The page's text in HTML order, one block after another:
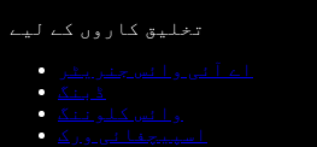
تخلیق کاروں کے لیے
اے آئی وائس جنریٹر
ڈبنگ
وائس کلوننگ
اسپیچفائی ورک